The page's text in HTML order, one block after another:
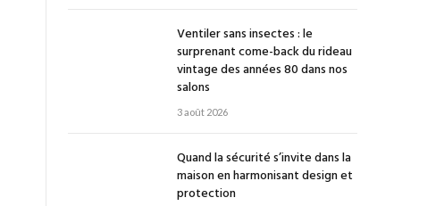
Ventiler sans insectes : le
surprenant come-back du rideau
vintage des années 80 dans nos
salons
3 août 2026
Quand la sécurité s’invite dans la
maison en harmonisant design et
protection